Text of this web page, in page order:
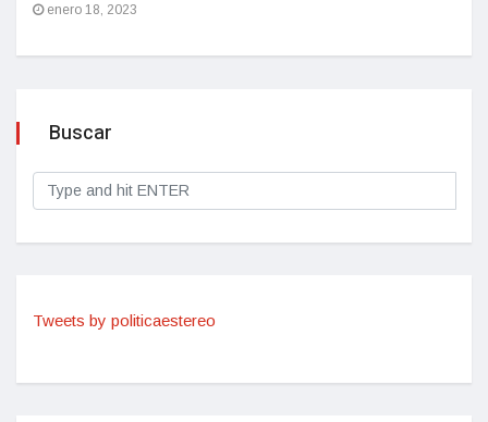
enero 18, 2023
Buscar
Tweets by politicaestereo